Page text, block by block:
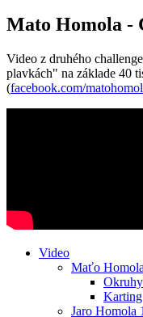
Mato Homola -
Video z druhého
plavkách" na základe 40
(facebook.com/
Video
Maťo Homola
Okruhy
Karting
Jaro Homola